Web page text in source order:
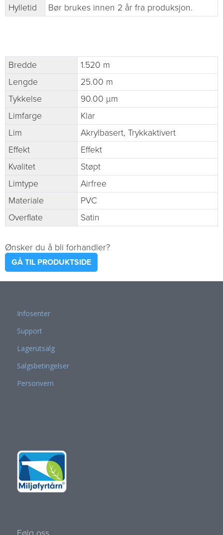
Hylletid
Bør brukes innen 2 år fra produksjon.
Bredde
1.520 m
Lengde
25.00 m
Tykkelse
90.00 µm
Limfarge
Klar
Lim
Akrylbasert, Trykkaktivert
Effekt
Effekt
Kvalitet
Støpt
Limtype
Airfree
Materiale
PVC
Overflate
Satin
Ønsker du å bli forhandler?
GÅ TIL PRODUKTSIDE
Infosenter
Support
Lagerutsalg
Salgsbetingelser
Personvern